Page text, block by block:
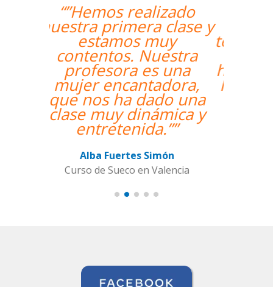
“”The course is going
well and Eugenia, my
teacher, is fantastic. My
communication skills
have improved greatly.
I'm really enjoying the
lessons!””
Miguel Eufrasio
Groupe GM